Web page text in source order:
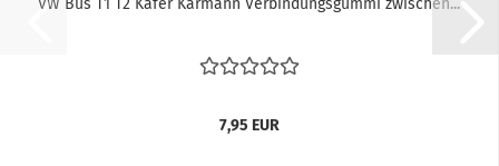
VW Bus T1 T2 Käfer Karmann Verbindungsgummi zwischen...
7,95 EUR